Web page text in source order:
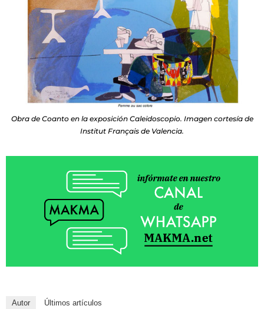
Obra de Coanto en la exposición Caleidoscopio. Imagen cortesía de
Institut Français de Valencia.
Autor Últimos artículos